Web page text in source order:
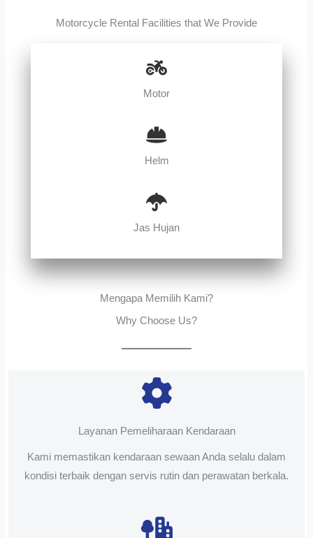
Motorcycle Rental Facilities that We Provide
Motor
Helm
Jas Hujan
Mengapa Memilih Kami?
Why Choose Us?
Layanan Pemeliharaan Kendaraan
Kami memastikan kendaraan sewaan Anda selalu dalam
kondisi terbaik dengan servis rutin dan perawatan berkala.